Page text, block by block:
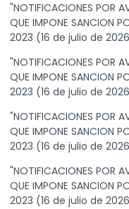
"NOTIFICACIONES POR
QUE IMPONE SANCION
2023 (16 de julio de
"NOTIFICACIONES POR
QUE IMPONE SANCION
2023 (16 de julio de
"NOTIFICACIONES POR
QUE IMPONE SANCION
2023 (16 de julio de
"NOTIFICACIONES POR
QUE IMPONE SANCION
2023 (16 de julio de